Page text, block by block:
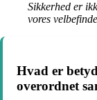
Sikkerhed er
vores
Hvad er
overordnet